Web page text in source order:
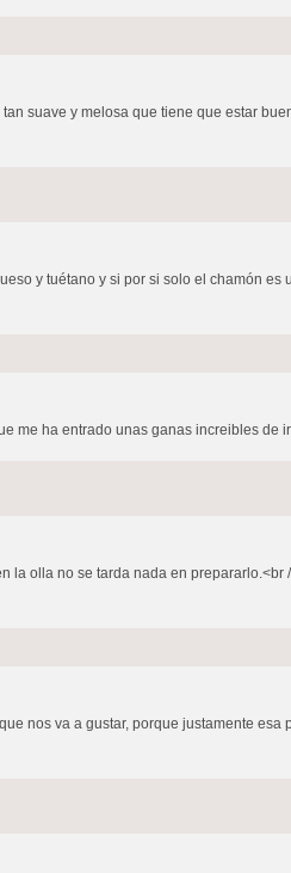
suave y melosa que tiene que estar
y tuétano y si por si solo el chamón
me ha entrado unas ganas increibles de
la olla no se tarda nada en
nos va a gustar, porque justamente